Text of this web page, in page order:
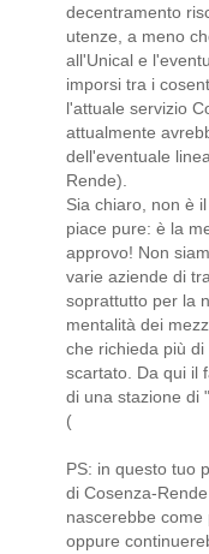
decentramento
utenze, a meno
all'Unical e
imporsi tra i
l'attuale servizio
attualmente
dell'eventuale
Rende).
Sia chiaro, non è
piace pure: è la
approvo! Non
varie aziende di
soprattutto per la
mentalità dei
che richieda più
scartato. Da qui il
di una stazione di
(
PS: in questo tuo
di Cosenza-
nascerebbe
oppure